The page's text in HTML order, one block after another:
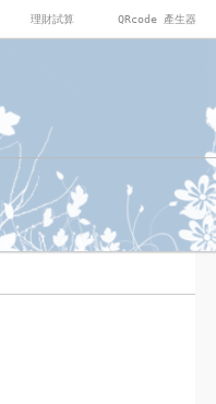
理財試算 QRcode 產生器